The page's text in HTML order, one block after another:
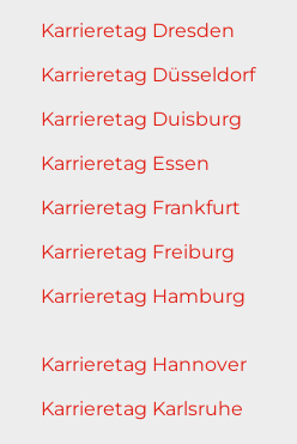
Karrieretag Dresden
Karrieretag Düsseldorf
Karrieretag Duisburg
Karrieretag Essen
Karrieretag Frankfurt
Karrieretag Freiburg
Karrieretag Hamburg
Karrieretag Hannover
Karrieretag Karlsruhe